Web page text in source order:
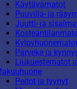
Käytävämatot
Puuvilla- ja
Juutti- ja
Parveke ja
Liukuestematot
Peitot ja tyynyt